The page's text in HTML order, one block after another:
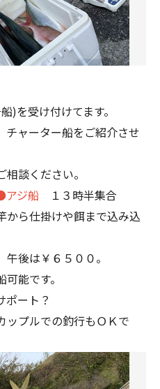
)を受け付けてます。
チャーター船をご紹介させ
談ください。
アジ船 １３時半集合
から仕掛けや餌まで込み込
後は￥６５００。
能です。
ポート？
ップルでの釣行もＯＫで